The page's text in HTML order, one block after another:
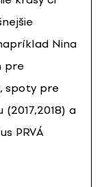
Nina
pre
spoty pre
a
PRVÁ